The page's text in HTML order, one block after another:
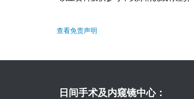
查看免责声明
日间手术及内窥镜中心：